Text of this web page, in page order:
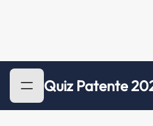
Quiz Patente